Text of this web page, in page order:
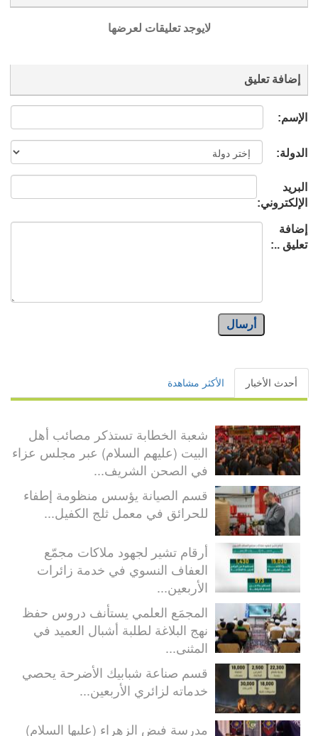
لايوجد تعليقات لعرضها
إضافة تعليق
الإسم:
الدولة:
البريد
الإلكتروني:
إضافة
تعليق ..:
أرسال
أحدث الأخبار الأكثر مشاهدة
شعبة الخطابة تستذكر مصائب أهل
البيت (عليهم السلام) عبر مجلس عزاء
في الصحن الشريف...
قسم الصيانة يؤسس منظومة إطفاء
للحرائق في معمل ثلج الكفيل...
أرقام تشير لجهود ملاكات مجمّع
العفاف النسوي في خدمة زائرات
الأربعين...
المجمَع العلمي يستأنف دروس حفظ
نهج البلاغة لطلبة أشبال العميد في
المثنى...
قسم صناعة شبابيك الأضرحة يحصي
خدماته لزائري الأربعين...
مدرسة فيض الزهراء (عليها السلام)